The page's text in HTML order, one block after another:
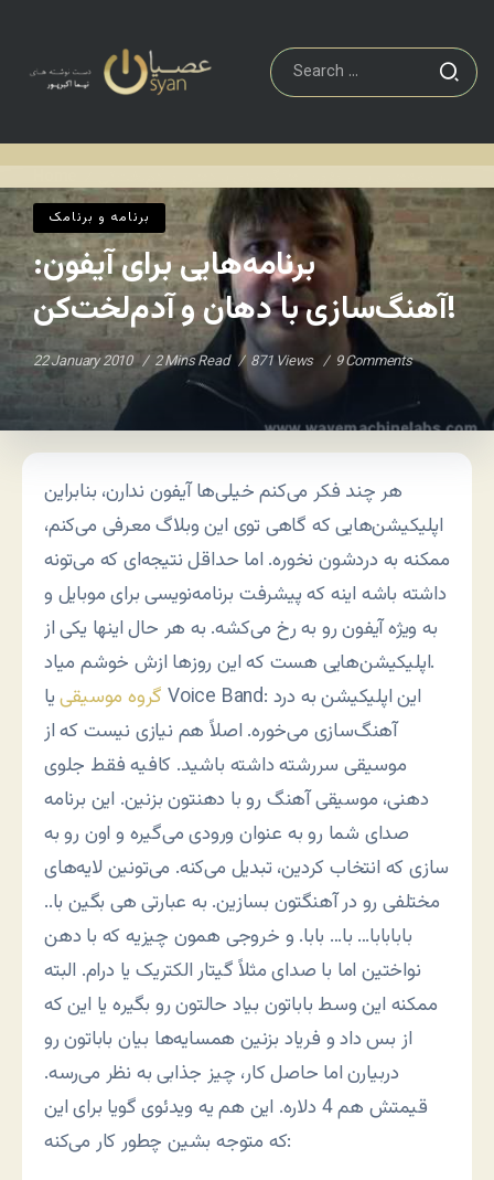
برنامه و برنامک
برنامه‌هایی برای آیفون:
آهنگ‌سازی با دهان و آدم‌لخت‌کن!
22 January 2010 2 Mins Read 871 Views 9 Comments
هر چند فکر می‌کنم خیلی‌ها آیفون ندارن، بنابراین
اپلیکیشن‌هایی که گاهی توی این وبلاگ معرفی می‌کنم،
ممکنه به دردشون نخوره. اما حداقل نتیجه‌ای که می‌تونه
داشته باشه اینه که پیشرفت برنامه‌نویسی برای موبایل و
به ویژه آیفون رو به رخ می‌کشه. به هر حال اینها یکی از
اپلیکیشن‌هایی هست که این روزها ازش خوشم میاد.
گروه موسیقییا Voice Band: این اپلیکیشن به درد
آهنگ‌سازی می‌خوره. اصلاً هم نیازی نیست که از
موسیقی سررشته داشته باشید. کافیه فقط جلوی
دهنی، موسیقی آهنگ رو با دهنتون بزنین. این برنامه
صدای شما رو به عنوان ورودی می‌گیره و اون رو به
سازی که انتخاب کردین، تبدیل می‌کنه. می‌تونین لایه‌های
مختلفی رو در آهنگتون بسازین. به عبارتی هی بگین با..
بابابابا… با… بابا. و خروجی همون چیزیه که با دهن
نواختین اما با صدای مثلاً گیتار الکتریک یا درام. البته
ممکنه این وسط باباتون بیاد حالتون رو بگیره یا این که
از بس داد و فریاد بزنین همسایه‌ها بیان باباتون رو
دربیارن اما حاصل کار، چیز جذابی به نظر می‌رسه.
قیمتش هم 4 دلاره. این هم یه ویدئوی گویا برای این
که متوجه بشین چطور کار می‌کنه: